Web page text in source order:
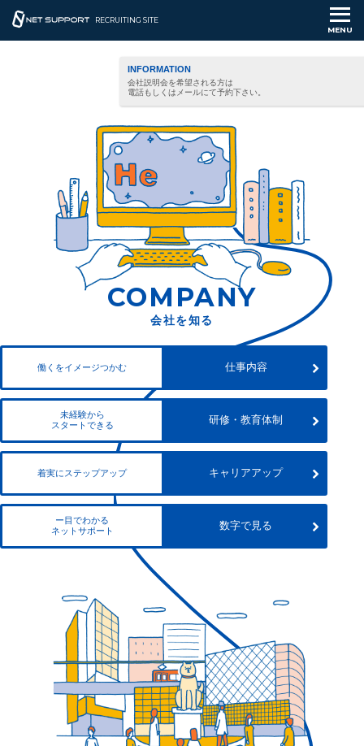
RECRUITING SITE
MENU
INFORMATION
会社説明会を希望される方は
電話もしくはメールにて予約下さい。
COMPANY
会社を知る
働くをイメージつかむ 仕事内容
未経験から
スタートできる
研修・教育体制
着実にステップアップ キャリアアップ
ー目でわかる
ネットサポート
数字で見る